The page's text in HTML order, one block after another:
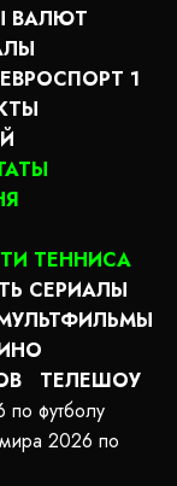
ВАЛЮТ
ЕВРОСПОРТ 1
ТЕННИСА
СЕРИАЛЫ
ТЕЛЕШОУ
по футболу
2026 по